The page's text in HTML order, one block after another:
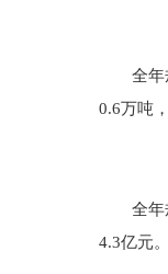
全年规
0.6万吨
全年规
4.3亿元。